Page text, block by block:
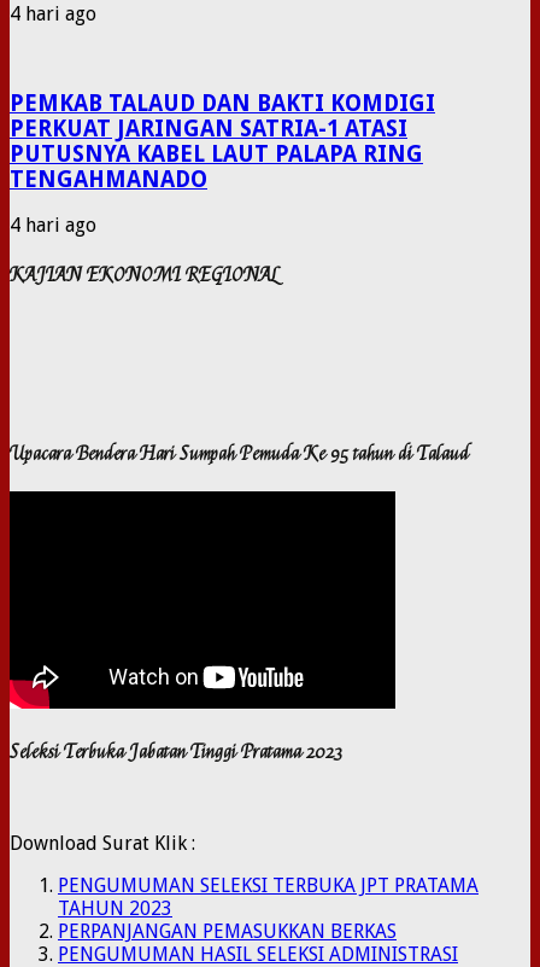
4 hari ago
PEMKAB TALAUD DAN BAKTI KOMDIGI
PERKUAT JARINGAN SATRIA-1 ATASI
PUTUSNYA KABEL LAUT PALAPA RING
TENGAHMANADO
4 hari ago
KAJIAN EKONOMI REGIONAL
Upacara Bendera Hari Sumpah Pemuda Ke 95 tahun di Talaud
Seleksi Terbuka Jabatan Tinggi Pratama 2023
Download Surat Klik :
PENGUMUMAN SELEKSI TERBUKA JPT PRATAMA
TAHUN 2023
PERPANJANGAN PEMASUKKAN BERKAS
PENGUMUMAN HASIL SELEKSI ADMINISTRASI